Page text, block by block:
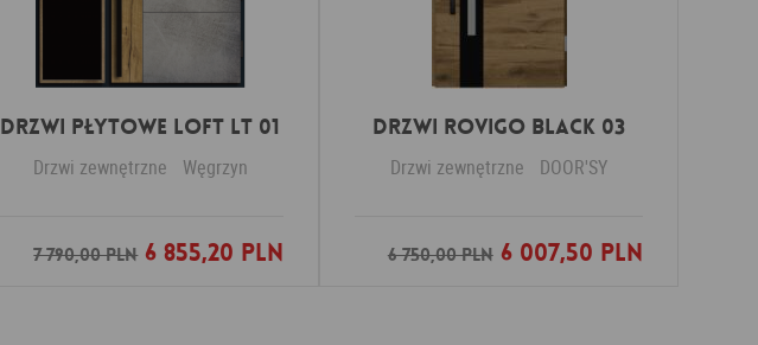
DRZWI PŁYTOWE LOFT LT 01
Drzwi zewnętrzne Węgrzyn
7 790,00 PLN6 855,20 PLN
Dodaj do ulubionych
DRZWI ROVIGO BLACK 03
Drzwi zewnętrzne DOOR'SY
6 750,00 PLN6 007,50 PLN
Dodaj do ulubionych